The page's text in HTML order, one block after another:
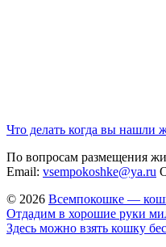
Что делать когда вы нашли
По вопросам размещения
Email: vsempokoshke@ya.ru
© 2026 Всемпокошке —
Отдадим в хорошие руки
Здесь можно взять кошку